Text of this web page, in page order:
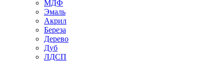
МДФ
Эмаль
Акрил
Береза
Дерево
Дуб
ЛДСП